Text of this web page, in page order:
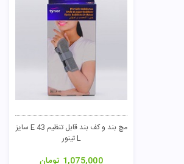
مچ بند و کف بند قابل تنظیم E 43 سایز
L تینور
1,075,000 تومان